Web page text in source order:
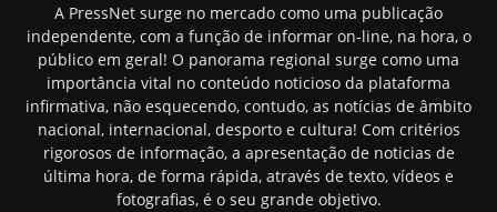
A PressNet surge no mercado como uma publicação
independente, com a função de informar on-line, na hora, o
público em geral! O panorama regional surge como uma
importância vital no conteúdo noticioso da plataforma
infirmativa, não esquecendo, contudo, as notícias de âmbito
nacional, internacional, desporto e cultura! Com critérios
rigorosos de informação, a apresentação de noticias de
última hora, de forma rápida, através de texto, vídeos e
fotografias, é o seu grande objetivo.